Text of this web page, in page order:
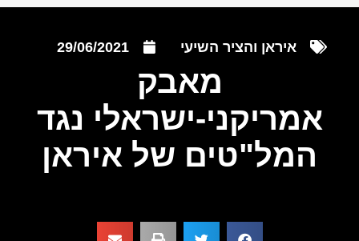
איראן והציר השיעי 29/06/2021
מאבק
אמריקני-ישראלי נגד
המל"טים של איראן